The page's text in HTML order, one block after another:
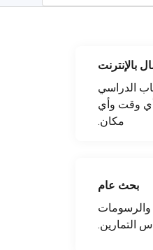
بالإنترنت
الدراسي
أي وقت وأي
مكان.
بحث عام
التمارين.